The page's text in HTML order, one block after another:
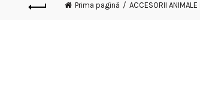
Prima pagină ACCESORII ANIMALE